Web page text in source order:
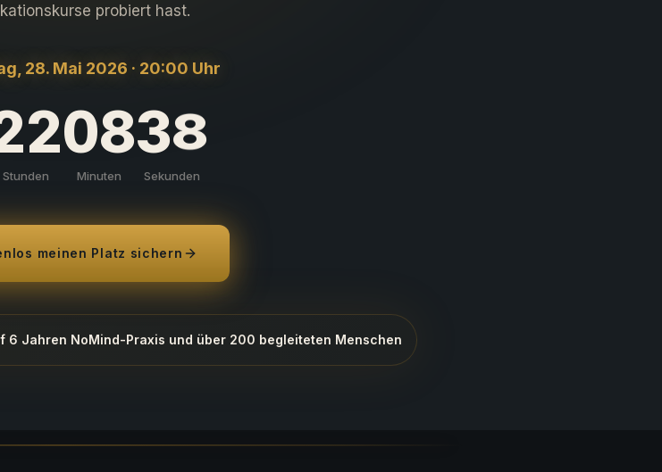
probiert hast.
28. Mai 2026 · 20:00 Uhr
2
Stunden
08
Minuten
38
Sekunden
meinen Platz sichern
6 Jahren NoMind-Praxis und über 200 begleiteten Menschen